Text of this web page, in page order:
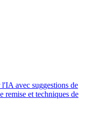
avec suggestions de
remise et techniques de